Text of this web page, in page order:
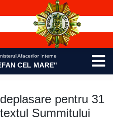
Afacerilor Interne
CEL MARE"
pentru 31
Summitului